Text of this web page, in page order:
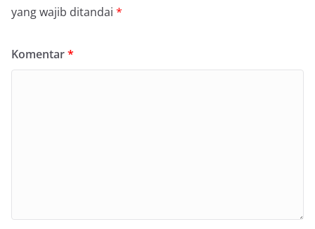
yang wajib ditandai *
Komentar*